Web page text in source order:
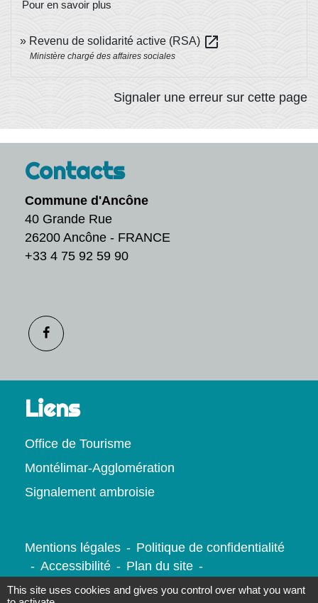
Pour en savoir plus
Revenu de solidarité active (RSA) open_in_new
Ministère chargé des affaires sociales
Signaler une erreur sur cette page
Contacts
Commune d'Ancône
40 Grande Rue
26200 Ancône - FRANCE
+33 4 75 92 59 90
Liens
Office de Tourisme
Montélimar-Agglomération
Signalement ambroisie
Mentions légales - Politique de confidentialité
- Accessibilité - Plan du site -
Gestion des cookies
This site uses cookies and gives you control over what you want